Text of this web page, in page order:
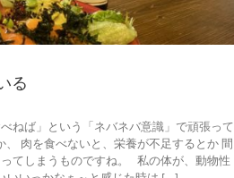
る
ねば」という「ネバネバ意識」で頑張って
肉を食べないと、栄養が不足するとか 間
てしまうものですね。 私の体が、動物性